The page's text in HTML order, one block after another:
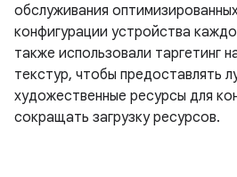
обслуживания
конфигурации устройства
также использовали таргетинг
текстур, чтобы предоставлять
художественные ресурсы для
сокращать загрузку ресурсов.